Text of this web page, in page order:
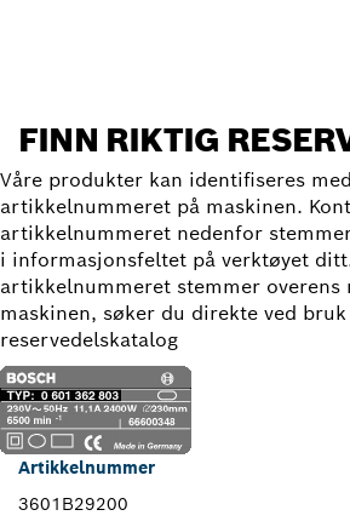
FINN RIKTIG
Våre produkter kan identifiseres
artikkelnummeret på maskinen.
artikkelnummeret nedenfor
i informasjonsfeltet på verktøyet
artikkelnummeret stemmer overens
maskinen, søker du direkte ved bruk
reservedelskatalog
Artikkelnummer
3601B29200